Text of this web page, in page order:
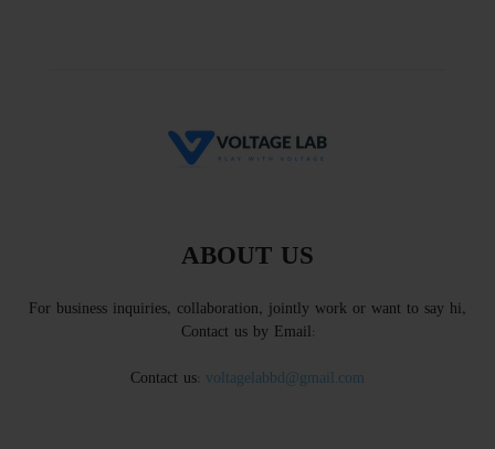
ABOUT US
For business inquiries, collaboration, jointly work or want to say hi,
Contact us by Email:
Contact us: voltagelabbd@gmail.com